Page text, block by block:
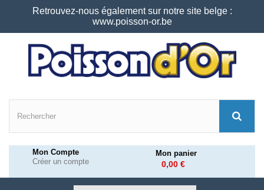
Retrouvez-nous également sur notre site belge :
www.poisson-or.be
Mon Compte
Créer un compte
Mon panier
0,00 €